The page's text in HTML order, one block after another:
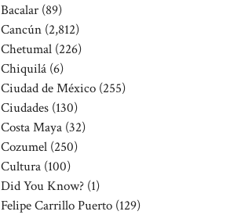
Bacalar (89)
Cancún (2,812)
Chetumal (226)
Chiquilá (6)
Ciudad de México (255)
Ciudades (130)
Costa Maya (32)
Cozumel (250)
Cultura (100)
Did You Know? (1)
Felipe Carrillo Puerto (129)